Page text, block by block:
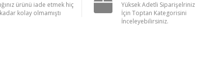
ürünü iade etmek hiç
kolay olmamıştı
Yüksek Adetli Siparişelriniz
İçin Toptan Kategorisini
İnceleyebilirsiniz.